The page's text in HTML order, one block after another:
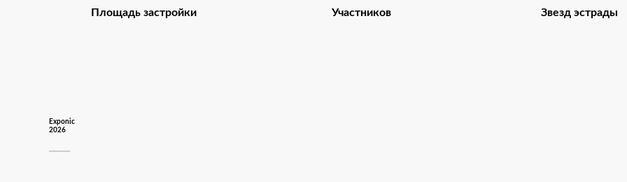
Площадь застройки Участников Звезд эстрады
Exponic
2026